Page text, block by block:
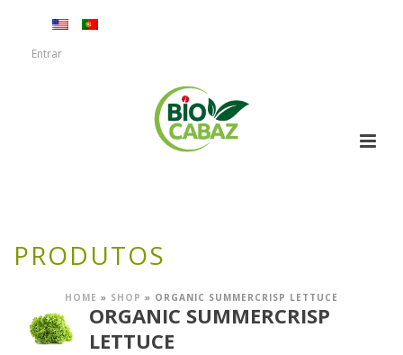
Entrar
PRODUTOS
HOME » SHOP » ORGANIC SUMMERCRISP LETTUCE
ORGANIC SUMMERCRISP
LETTUCE